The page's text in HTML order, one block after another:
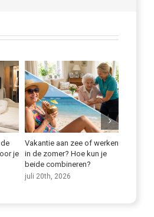
je
Vakantie aan zee of werken
in de zomer? Hoe kun je
beide combineren?
juli 20th, 2026